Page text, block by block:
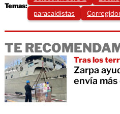
Temas:
paracaidistas
TE
Tras los
Zarpa
envía